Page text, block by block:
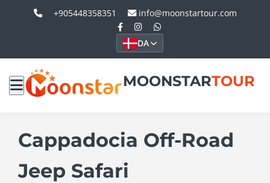
+905448358351 info@moonstartour.com
DA
MOONSTARTOUR
Cappadocia Off-Road
Jeep Safari